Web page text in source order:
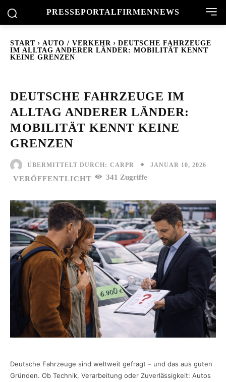
PRESSEPORTALFIRMENNEWS
START AUTO / VERKEHR
DEUTSCHE FAHRZEUGE
IM ALLTAG ANDERER LÄNDER: MOBILITÄT KENNT
KEINE GRENZEN
DEUTSCHE FAHRZEUGE IM
ALLTAG ANDERER LÄNDER:
MOBILITÄT KENNT KEINE
GRENZEN
ÜBERMITTELT DURCH: CARPR JANUAR 10, 2026
VERÖFFENTLICHT 341 Zugriffe
Deutsche Fahrzeuge sind weltweit gefragt – und das aus guten
Gründen. Ob Technik, Verarbeitung oder Zuverlässigkeit: Autos